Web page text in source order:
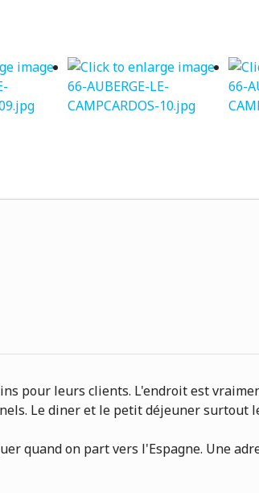
pour leurs clients. L'endroit est
Le diner et le petit déjeuner surtout
quand on part vers l'Espagne. Une